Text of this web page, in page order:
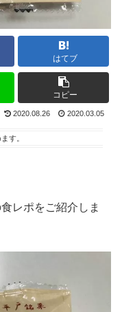
はてブ
コピー
2020.08.26 2020.03.05
す。
レポをご紹介しま